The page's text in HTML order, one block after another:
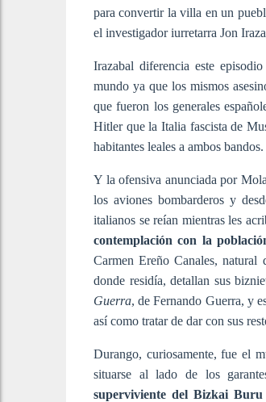
para convertir la villa en un
el investigador iurretarra Jon
Irazabal diferencia este
mundo ya que los mismos
que fueron los generales
Hitler que la Italia fascista de
habitantes leales a ambos
Y la ofensiva anunciada por
los aviones bombarderos y
italianos se reían mientras les
contemplación con la
Carmen Ereño Canales,
donde residía, detallan sus
Guerra, de Fernando Guerra, y
así como tratar de dar con sus
Durango, curiosamente, fue el
situarse al lado de los
superviviente del Bizkai